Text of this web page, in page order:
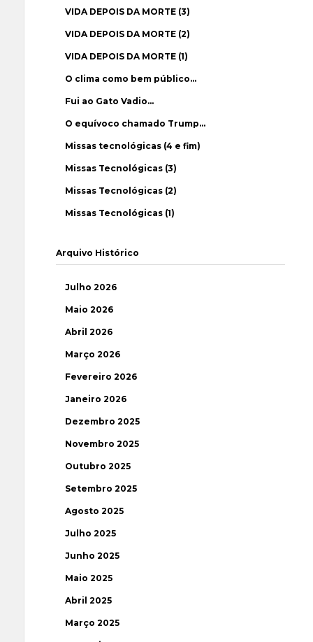
VIDA DEPOIS DA MORTE (3)
VIDA DEPOIS DA MORTE (2)
VIDA DEPOIS DA MORTE (1)
O clima como bem público…
Fui ao Gato Vadio…
O equívoco chamado Trump…
Missas tecnológicas (4 e fim)
Missas Tecnológicas (3)
Missas Tecnológicas (2)
Missas Tecnológicas (1)
Arquivo Histórico
Julho 2026
Maio 2026
Abril 2026
Março 2026
Fevereiro 2026
Janeiro 2026
Dezembro 2025
Novembro 2025
Outubro 2025
Setembro 2025
Agosto 2025
Julho 2025
Junho 2025
Maio 2025
Abril 2025
Março 2025